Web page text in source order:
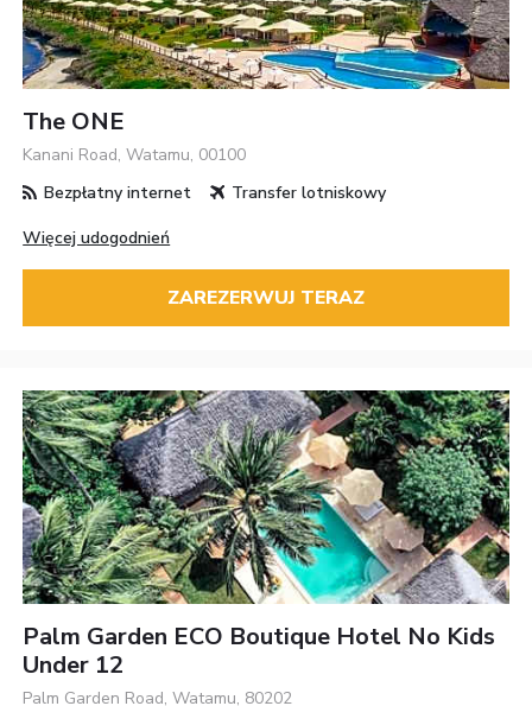
The ONE
Kanani Road, Watamu, 00100
Bezpłatny internet
Transfer lotniskowy
Więcej udogodnień
ZAREZERWUJ TERAZ
Palm Garden ECO Boutique Hotel No Kids
Under 12
Palm Garden Road, Watamu, 80202